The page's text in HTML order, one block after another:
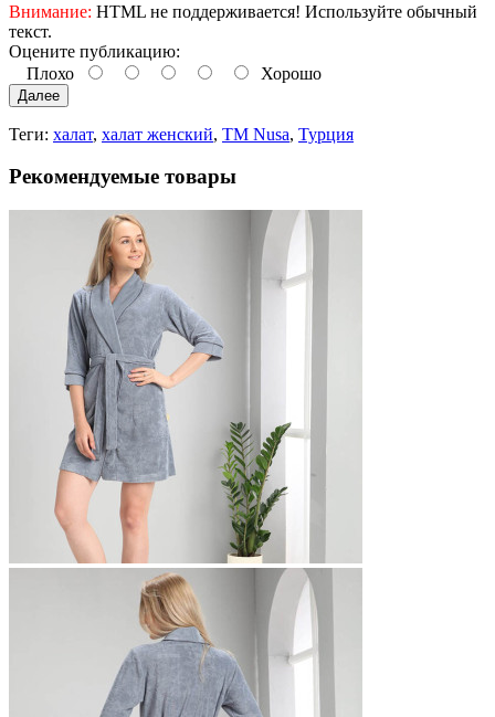
Внимание: HTML не поддерживается! Используйте обычный
текст.
Оцените публикацию:
Плохо
Хорошо
Далее
Теги: халат, халат женский, ТМ Nusa, Турция
Рекомендуемые товары